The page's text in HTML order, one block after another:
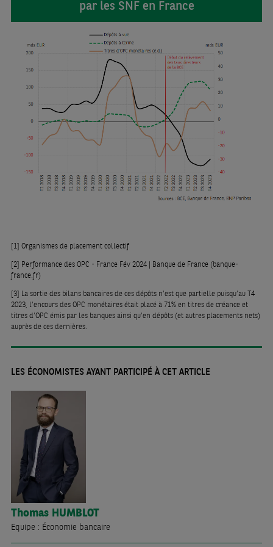
par les SNF en France
[1] Organismes de placement collectif
[2] Performance des OPC - France Fév 2024 | Banque de France (banque-
france.fr)
[3] La sortie des bilans bancaires de ces dépôts n’est que partielle puisqu’au T4
2023, l‘encours des OPC monétaires était placé à 71% en titres de créance et
titres d’OPC émis par les banques ainsi qu’en dépôts (et autres placements nets)
auprès de ces dernières.
LES ÉCONOMISTES AYANT PARTICIPÉ À CET ARTICLE
Thomas HUMBLOT
Equipe : Économie bancaire